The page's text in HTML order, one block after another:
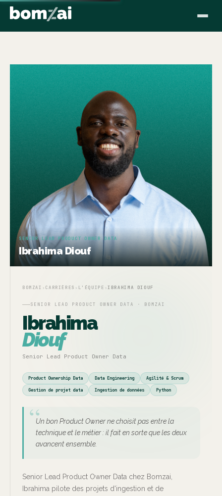
Data Engineering
SENIOR LEAD PRODUCT OWNER DATA
Ibrahima Diouf
BOMZAI › CARRIÈRES › L'ÉQUIPE ›IBRAHIMA DIOUF
SENIOR LEAD PRODUCT OWNER DATA · BOMZAI
Ibrahima
Diouf
Senior Lead Product Owner Data
Product Ownership Data Data Engineering
Agilité & Scrum
Gestion de projet data
Ingestion de données Python
Un bon Product Owner ne choisit pas entre la
technique et le métier : il fait en sorte que les deux
avancent ensemble.
Senior Lead Product Owner Data chez Bomzai,
Ibrahima pilote des projets d'ingestion et de